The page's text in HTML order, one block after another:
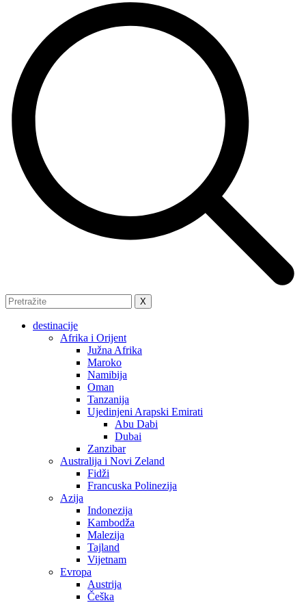
X
destinacije
Afrika i Orijent
Južna Afrika
Maroko
Namibija
Oman
Tanzanija
Ujedinjeni Arapski Emirati
Abu Dabi
Dubai
Zanzibar
Australija i Novi Zeland
Fidži
Francuska Polinezija
Azija
Indonezija
Kambodža
Malezija
Tajland
Vijetnam
Evropa
Austrija
Češka